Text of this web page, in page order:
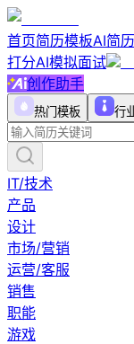
首页简历模板AI简
打分AI模拟面试
创作助手
热门模板 行
IT/技术
产品
设计
市场/营销
运营/客服
销售
职能
游戏